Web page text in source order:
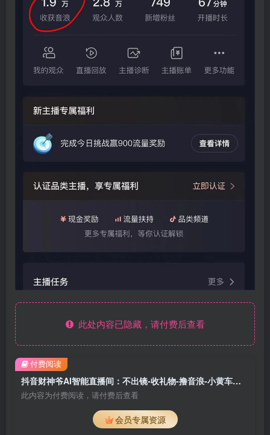
此处内容已隐藏，请付费后查看
抖音财神爷AI智能直播间：不出镜-收礼物-撸音浪-小黄车带货(软件工具+教程)
此内容为付费阅读，请付费后查看
会员专属资源
付费阅读